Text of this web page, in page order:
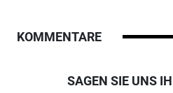
KOMMENTARE
SAGEN SIE UNS